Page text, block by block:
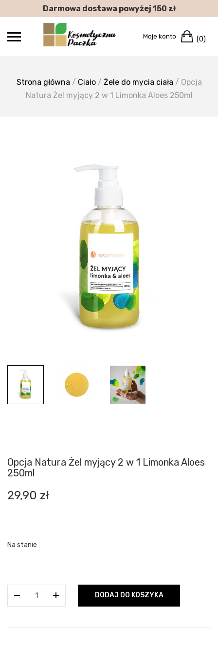
to
Darmowa dostawa powyżej 150 zł
Moje konto (0)
Strona główna / Ciało/ Żele do mycia ciała / Opcja
Natura Żel myjący 2 w 1 Limonka Aloes 250ml
Opcja Natura Żel myjący 2 w 1 Limonka Aloes
250ml
29,90 zł
Na stanie
DODAJ DO KOSZYKA